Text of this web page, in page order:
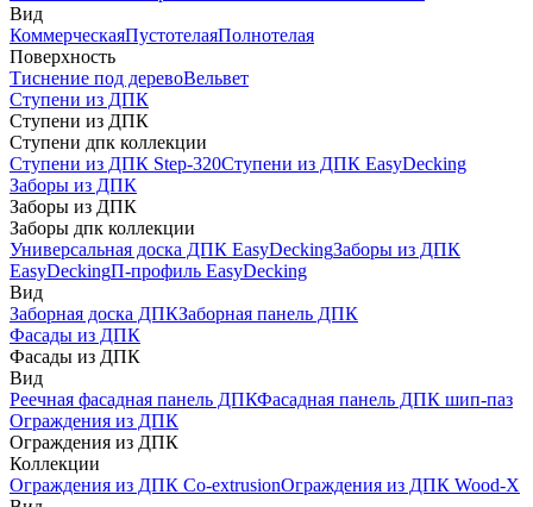
Вид
КоммерческаяПустотелаяПолнотелая
Поверхность
Тиснение под деревоВельвет
Ступени из ДПК
Ступени из ДПК
Ступени дпк коллекции
Ступени из ДПК Step-320Ступени из ДПК EasyDecking
Заборы из ДПК
Заборы из ДПК
Заборы дпк коллекции
Универсальная доска ДПК EasyDeckingЗаборы из ДПК
EasyDeckingП-профиль EasyDecking
Вид
Заборная доска ДПКЗаборная панель ДПК
Фасады из ДПК
Фасады из ДПК
Вид
Реечная фасадная панель ДПКФасадная панель ДПК шип-паз
Ограждения из ДПК
Ограждения из ДПК
Коллекции
Ограждения из ДПК Co-extrusionОграждения из ДПК Wood-X